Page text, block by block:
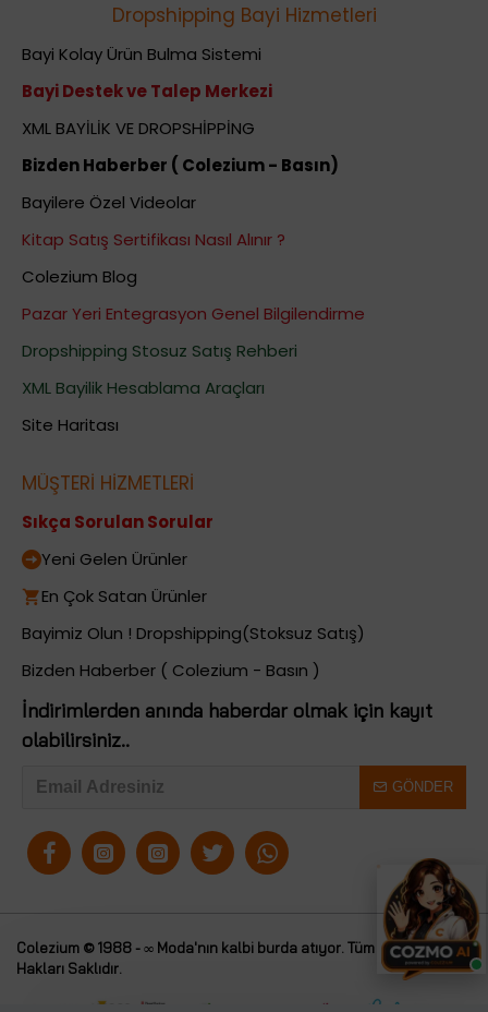
Dropshipping Bayi Hizmetleri
Bayi Kolay Ürün Bulma Sistemi
Bayi Destek ve Talep Merkezi
XML BAYİLİK VE DROPSHİPPİNG
Bizden Haberber ( Colezium - Basın)
Bayilere Özel Videolar
Kitap Satış Sertifikası Nasıl Alınır ?
Colezium Blog
Pazar Yeri Entegrasyon Genel Bilgilendirme
Dropshipping Stosuz Satış Rehberi
XML Bayilik Hesablama Araçları
Site Haritası
MÜŞTERİ HİZMETLERİ
Sıkça Sorulan Sorular
Yeni Gelen Ürünler
En Çok Satan Ürünler
Bayimiz Olun ! Dropshipping(Stoksuz Satış)
Bizden Haberber ( Colezium - Basın )
İndirimlerden anında haberdar olmak için kayıt
olabilirsiniz..
GÖNDER
Colezium © 1988 - ∞ Moda'nın kalbi burda atıyor. Tüm
Hakları Saklıdır.
Colezium